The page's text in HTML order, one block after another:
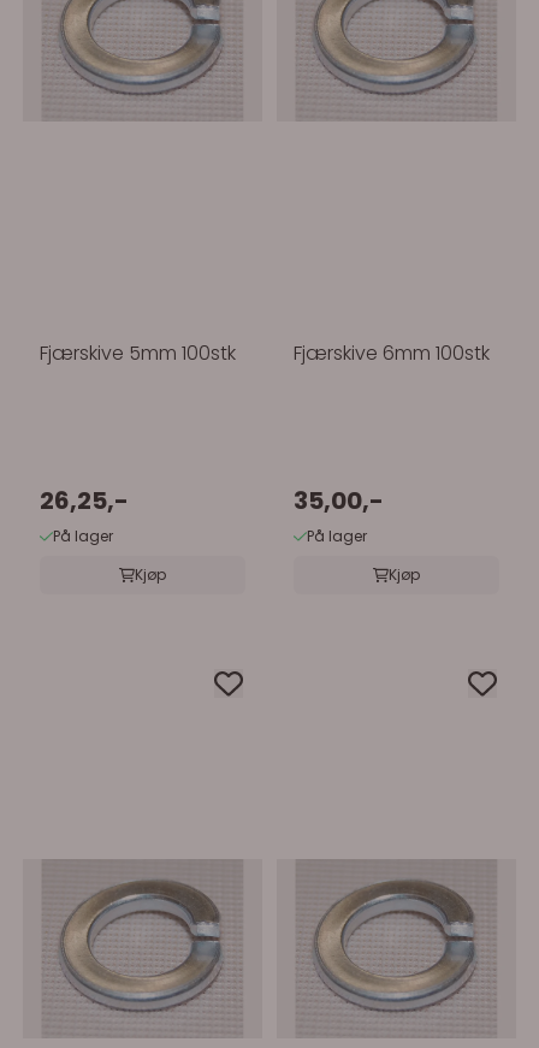
Fjærskive 5mm 100stk
26,25,-
På lager
Kjøp
Fjærskive 6mm 100stk
35,00,-
På lager
Kjøp